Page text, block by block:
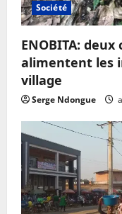
Société
ENOBITA:
alimentent les
village
Serge Ndongue